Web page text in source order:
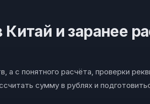
и заранее
с понятного расчёта, проверки
сумму в рублях и